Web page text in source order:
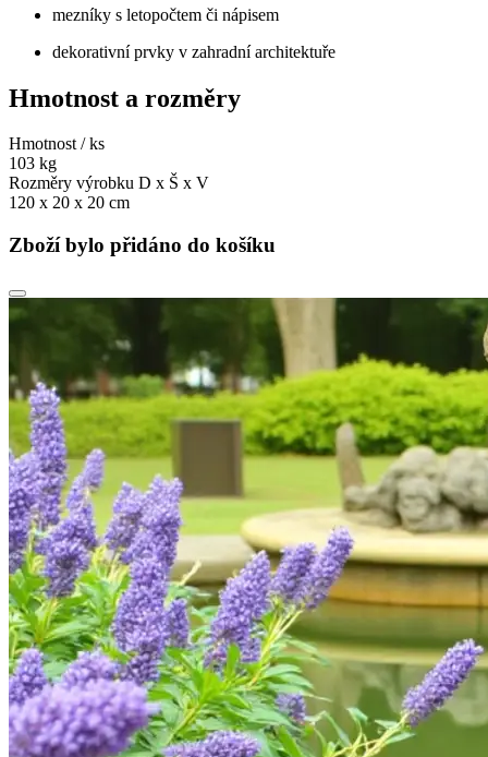
mezníky s letopočtem či nápisem
dekorativní prvky v zahradní architektuře
Hmotnost a rozměry
Hmotnost / ks
103 kg
Rozměry výrobku D x Š x V
120 x 20 x 20 cm
Zboží bylo přidáno do košíku